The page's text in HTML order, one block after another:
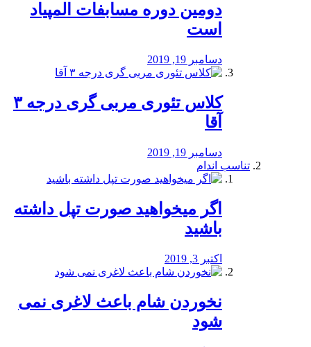
دومین دوره مسابفات المپیاد
است
دسامبر 19, 2019
کلاس تئوری مربی گری درجه ۳
آقا
دسامبر 19, 2019
تناسب اندام
اگر میخواهید صورت تپل داشته
باشید
اکتبر 3, 2019
نخوردن شام باعث لاغری نمی
‌شود